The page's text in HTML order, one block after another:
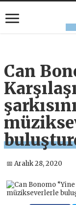
Can
📅 Aralık 28, 2020